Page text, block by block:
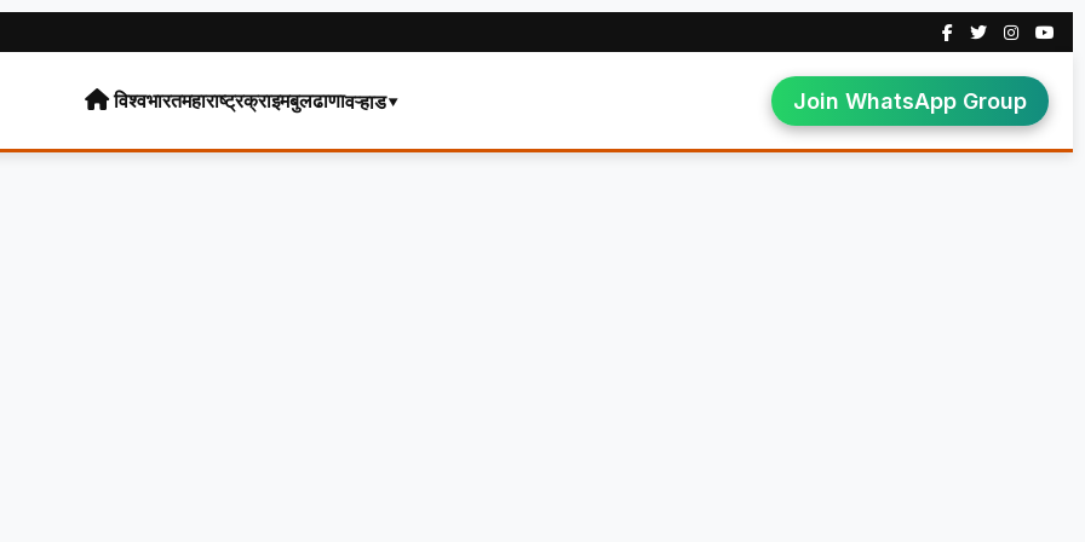
विश्वभारतमहाराष्ट्रक्राइमबुलढाणावऱ्हाड▾ Join WhatsApp Group